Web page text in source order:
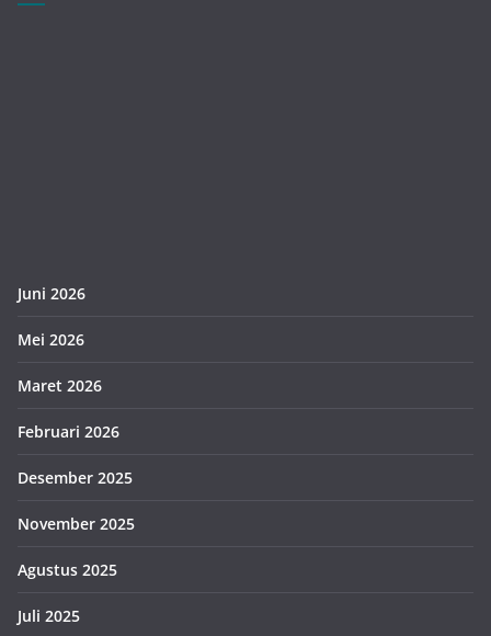
Juni 2026
Mei 2026
Maret 2026
Februari 2026
Desember 2025
November 2025
Agustus 2025
Juli 2025